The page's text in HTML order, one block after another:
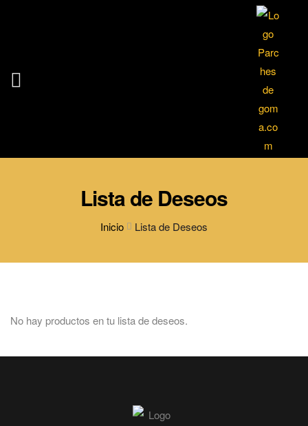
Lista de Deseos
Inicio Lista de Deseos
No hay productos en tu lista de deseos.